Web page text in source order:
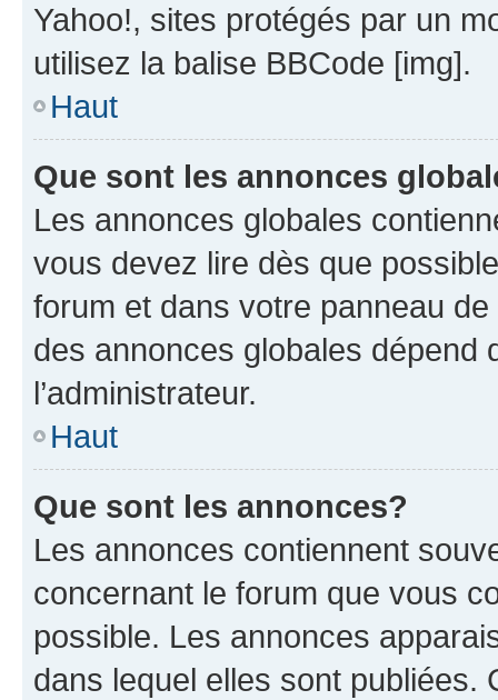
Yahoo!, sites protégés par un
utilisez la balise BBCode [img].
Haut
Que sont les annonces
Les annonces globales
vous devez lire dès que
forum et dans votre panneau
des annonces globales dépend
l’administrateur.
Haut
Que sont les annonces?
Les annonces contiennent
concernant le forum que vous
possible. Les annonces
dans lequel elles sont publiées.